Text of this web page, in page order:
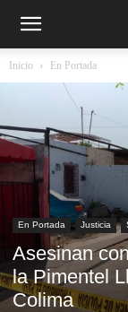
Inicio En Portada
En Portada Justicia
Asesinan
la Pimentel
Colima